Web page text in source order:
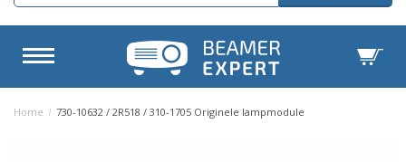
Home / 730-10632 / 2R518 / 310-1705 Originele lampmodule